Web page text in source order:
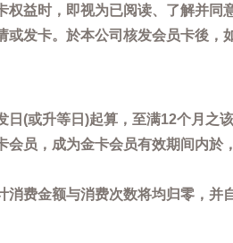
益时，即视为已阅读、了解并同
发卡。於本公司核发会员卡後
(或升等日)起算，至满12个月之该
员，成为金卡会员有效期间内
费金额与消费次数将均归零，